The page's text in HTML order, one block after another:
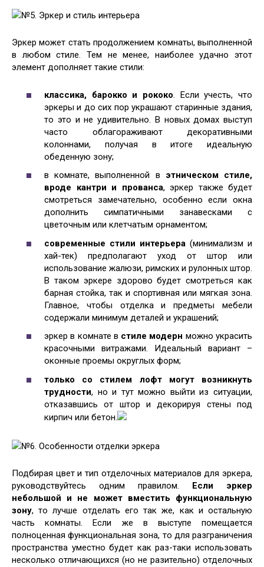
№5. Эркер и стиль интерьера
Эркер может стать продолжением комнаты, выполненной
в любом стиле. Тем не менее, наиболее удачно этот
элемент дополняет такие стили:
классика, барокко и рококо. Если учесть, что
эркеры и до сих пор украшают старинные здания,
то это и не удивительно. В новых домах выступ
часто облагораживают декоративными
колоннами, получая в итоге идеальную
обеденную зону;
в комнате, выполненной в этническом стиле,
вроде кантри и прованса, эркер также будет
смотреться замечательно, особенно если окна
дополнить симпатичными занавесками с
цветочным или клетчатым орнаментом;
современные стили интерьера (минимализм и
хай-тек) предполагают уход от штор или
использование жалюзи, римских и рулонных штор.
В таком эркере здорово будет смотреться как
барная стойка, так и спортивная или мягкая зона.
Главное, чтобы отделка и предметы мебели
содержали минимум деталей и украшений;
эркер в комнате в стиле модерн можно украсить
красочными витражами. Идеальный вариант –
оконные проемы округлых форм;
только со стилем лофт могут возникнуть
трудности, но и тут можно выйти из ситуации,
отказавшись от штор и декорируя стены под
кирпич или бетон.
№6. Особенности отделки эркера
Подбирая цвет и тип отделочных материалов для эркера,
руководствуйтесь одним правилом. Если эркер
небольшой и не может вместить функциональную
зону, то лучше отделать его так же, как и остальную
часть комнаты. Если же в выступе помещается
полноценная функциональная зона, то для разграничения
пространства уместно будет как раз-таки использовать
несколько отличающихся (но не разительно) отделочных